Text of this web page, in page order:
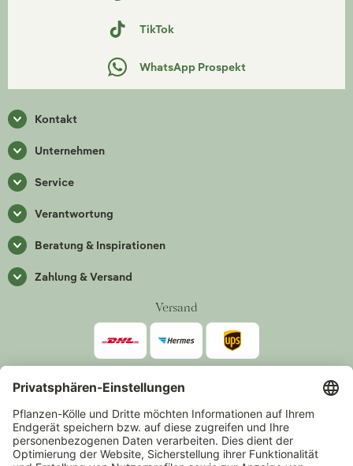
TikTok
WhatsApp Prospekt
Kontakt
Unternehmen
Service
Verantwortung
Beratung & Inspirationen
Zahlung & Versand
Versand
Zahlarten
*Alle Preise inkl. gesetzlicher Mehrwertsteuer zzgl.Versand